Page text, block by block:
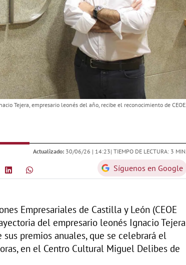
Tejera, empresario leonés del año, recibe el reconocimiento de CEOE.
Actualizado: 30/06/26 | 14:23| TIEMPO DE LECTURA: 3 MIN.
Síguenos en Google
Empresariales de Castilla y León (CEOE
del empresario leonés Ignacio Tejera
premios anuales, que se celebrará el
en el Centro Cultural Miguel Delibes de